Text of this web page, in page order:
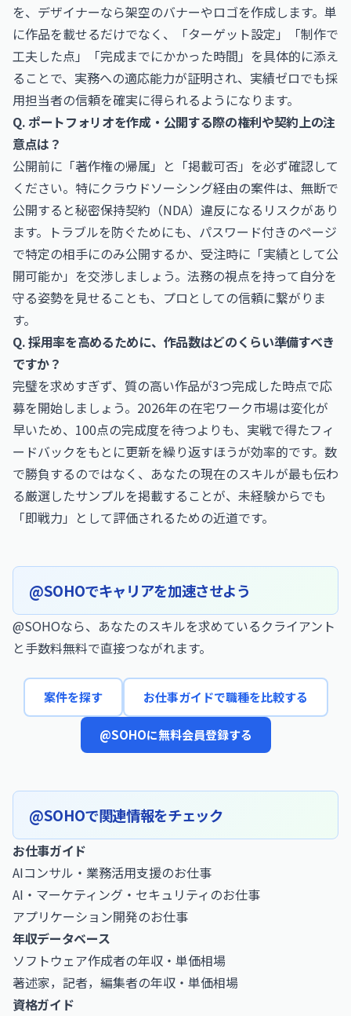
を、デザイナーなら架空のバナーやロゴを作成します。単
に作品を載せるだけでなく、「ターゲット設定」「制作で
工夫した点」「完成までにかかった時間」を具体的に添え
ることで、実務への適応能力が証明され、実績ゼロでも採
用担当者の信頼を確実に得られるようになります。
Q. ポートフォリオを作成・公開する際の権利や契約上の注
意点は？
公開前に「著作権の帰属」と「掲載可否」を必ず確認して
ください。特にクラウドソーシング経由の案件は、無断で
公開すると秘密保持契約（NDA）違反になるリスクがあり
ます。トラブルを防ぐためにも、パスワード付きのページ
で特定の相手にのみ公開するか、受注時に「実績として公
開可能か」を交渉しましょう。法務の視点を持って自分を
守る姿勢を見せることも、プロとしての信頼に繋がりま
す。
Q. 採用率を高めるために、作品数はどのくらい準備すべき
ですか？
完璧を求めすぎず、質の高い作品が3つ完成した時点で応
募を開始しましょう。2026年の在宅ワーク市場は変化が
早いため、100点の完成度を待つよりも、実戦で得たフィ
ードバックをもとに更新を繰り返すほうが効率的です。数
で勝負するのではなく、あなたの現在のスキルが最も伝わ
る厳選したサンプルを掲載することが、未経験からでも
「即戦力」として評価されるための近道です。
@SOHOでキャリアを加速させよう
@SOHOなら、あなたのスキルを求めているクライアント
と手数料無料で直接つながれます。
案件を探す お仕事ガイドで職種を比較する
@SOHOに無料会員登録する
@SOHOで関連情報をチェック
お仕事ガイド
AIコンサル・業務活用支援のお仕事
AI・マーケティング・セキュリティのお仕事
アプリケーション開発のお仕事
年収データベース
ソフトウェア作成者の年収・単価相場
著述家，記者，編集者の年収・単価相場
資格ガイド